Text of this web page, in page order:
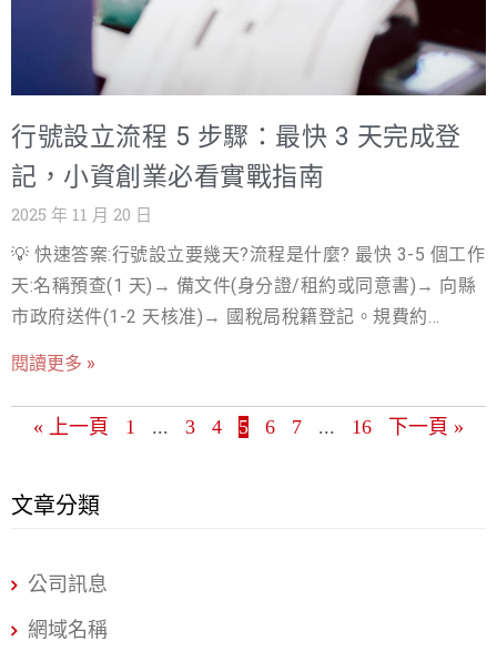
其在法律責任與稅務規劃上。 想像一下，您的事業正蓬勃
發展，但若不幸遇到法律糾紛或債務問題，您個人是否需
要承擔無限清償責任？或者，當您的年營收突破千萬，您
都是在設立之初必須深思熟慮的痛點。 在台灣，依據《公
司法》設立的「公司」與依據《商業登記法》設立的「行
保護、乃至於最關鍵的法律責任與稅務結構上，都有著本
質上的公司行號差異。錯誤的選擇可能導致不必要的風險
暴露、稅務負擔加重，甚至限制了事業未來的擴展性。 本
文旨在提供一份完整且實用的指南，幫助您全面理解公司
vs 行號的優劣勢，並透過專業的公司行號比較，讓您能夠
的組織選擇。 深度解析公司與行號的５大關鍵差異 選擇
面向，深入解析兩者的公司行號差異。 1. 法律與責任：有
考量點，它直接關係到創業者個人財產的安全性。以下是
司法》設立，具有獨立的法人人格。這意味著公司是一個
行號設立流程 5 步驟：最快 3 天完成登
記，小資創業必看實戰指南
2025 年 11 月 20 日
💡 快速答案:行號設立要幾天?流程是什麼? 最快 3-5 個工作
天:名稱預查(1 天)→ 備文件(身分證/租約或同意書)→ 向縣
市政府送件(1-2 天核准)→ 國稅局稅籍登記。規費約
意首選。 告別摸索期，用最快速度啟動你的創業夢想 在台
灣，每年有數以萬計的創業者懷抱熱情投入市場，渴望將
自己的點子轉化為實際的事業。無論您是經營個人工作
立（即商業登記）往往是您邁向合法經營的第一步。然
登記？ 傳統上，創業者可能需要花費大量時間在政府網站
上爬梳資訊、往返於各個機關之間，甚至因為文件不齊全
閱讀更多 »
« 上一頁 1 ... 3 4 5 6 7 ... 16 下一頁 »
文章分類
公司訊息
網域名稱